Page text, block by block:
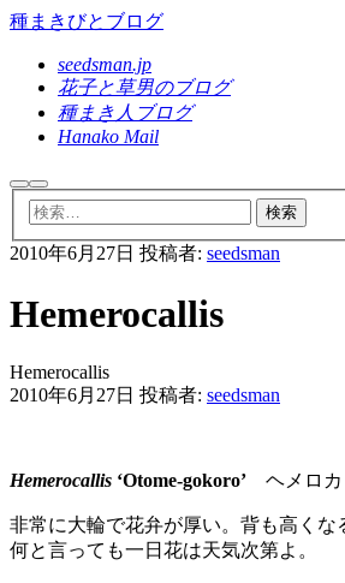
種まきびとブログ
seedsman.jp
花子と草男のブログ
種まき人ブログ
Hanako Mail
検 メ
イ
ン
メ
ュ
ー
2010年6月27日 投稿者: seedsman
Hemerocallis
Hemerocallis
2010年6月27日 投稿者: seedsman
Hemerocallis ‘Otome-gokoro’ ヘメロカ
非常に大輪で花弁が厚い。背も高くな
何と言っても一日花は天気次第よ。